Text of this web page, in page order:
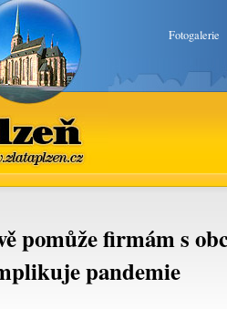
Fotogalerie
Plzeň
pomůže firmám s
pandemie